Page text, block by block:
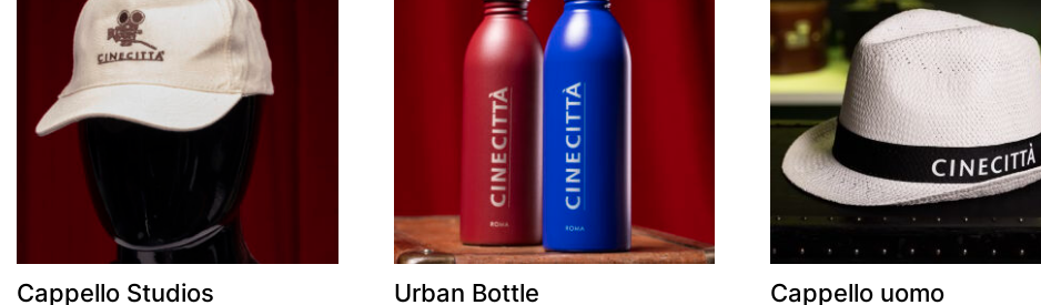
Cappello Studios Urban Bottle Cappello uomo